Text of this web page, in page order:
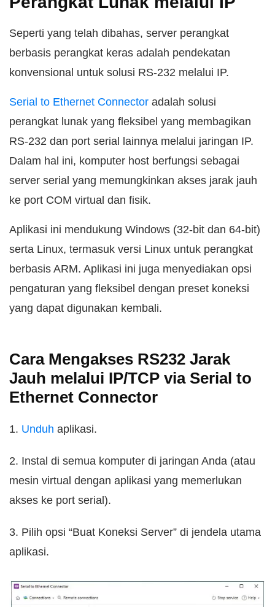
Seperti yang telah dibahas, server perangkat
berbasis perangkat keras adalah pendekatan
konvensional untuk solusi RS-232 melalui IP.
Serial to Ethernet Connector adalah solusi
perangkat lunak yang fleksibel yang membagikan
RS-232 dan port serial lainnya melalui jaringan IP.
Dalam hal ini, komputer host berfungsi sebagai
server serial yang memungkinkan akses jarak jauh
ke port COM virtual dan fisik.
Aplikasi ini mendukung Windows (32-bit dan 64-bit)
serta Linux, termasuk versi Linux untuk perangkat
berbasis ARM. Aplikasi ini juga menyediakan opsi
pengaturan yang fleksibel dengan preset koneksi
yang dapat digunakan kembali.
Cara Mengakses RS232 Jarak
Jauh melalui IP/TCP via Serial to
Ethernet Connector
1. Unduh aplikasi.
2. Instal di semua komputer di jaringan Anda (atau
mesin virtual dengan aplikasi yang memerlukan
akses ke port serial).
3. Pilih opsi “Buat Koneksi Server” di jendela utama
aplikasi.